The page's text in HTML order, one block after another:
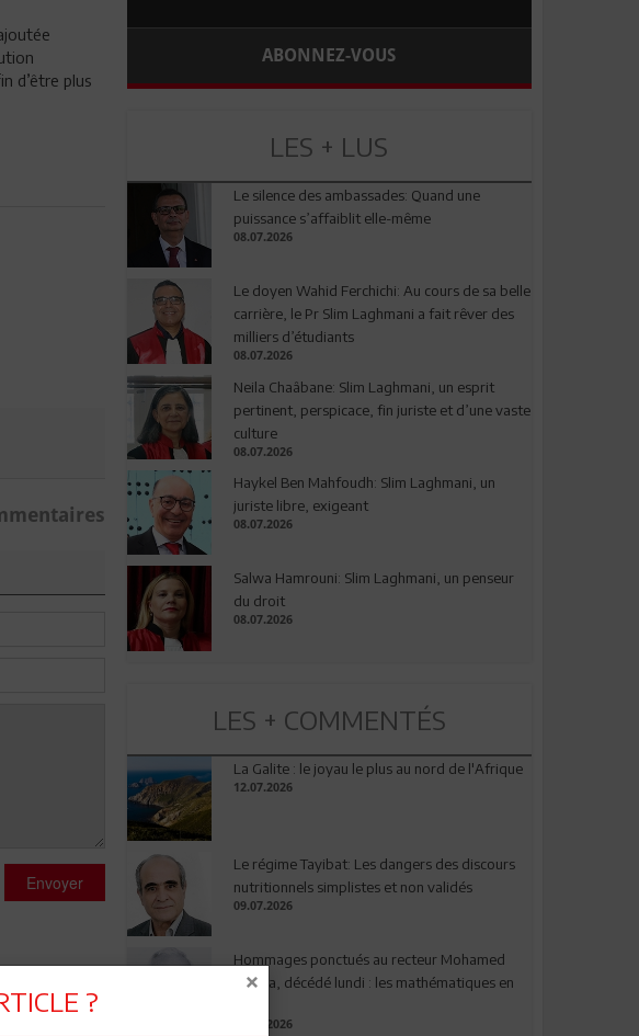
d’être plus
Envoyer
ABONNEZ-VOUS
LES + LUS
Le silence des ambassades: Quand une
puissance s’affaiblit elle-même
08.07.2026
Le doyen Wahid Ferchichi: Au cours de sa belle
carrière, le Pr Slim Laghmani a fait rêver des
milliers d’étudiants
08.07.2026
Neila Chaâbane: Slim Laghmani, un esprit
pertinent, perspicace, fin juriste et d’une vaste
culture
08.07.2026
Haykel Ben Mahfoudh: Slim Laghmani, un
juriste libre, exigeant
08.07.2026
Salwa Hamrouni: Slim Laghmani, un penseur
du droit
08.07.2026
LES + COMMENTÉS
La Galite : le joyau le plus au nord de l'Afrique
12.07.2026
Le régime Tayibat: Les dangers des discours
nutritionnels simplistes et non validés
09.07.2026
Hommages ponctués au recteur Mohamed
Amara, décédé lundi : les mathématiques en
03.08.2026
?